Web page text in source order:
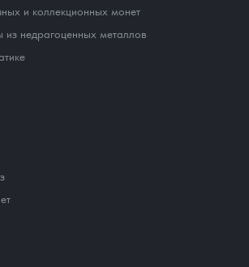
и коллекционных монет
недрагоценных металлов